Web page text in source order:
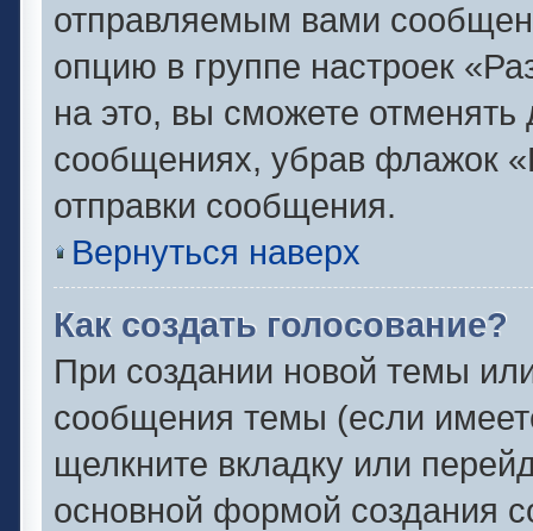
отправляемым вами
опцию в группе настроек
на это, вы сможете
сообщениях, убрав флажок
отправки сообщения.
Вернуться наверх
Как создать голосование?
При создании новой темы
сообщения темы (если
щелкните вкладку или
основной формой создания